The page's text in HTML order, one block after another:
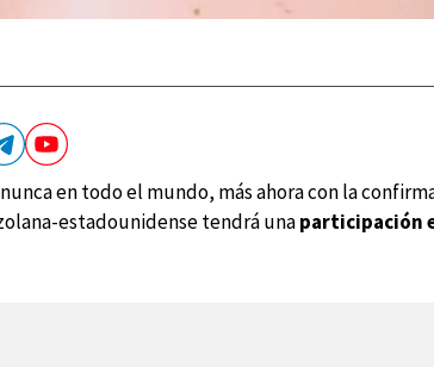
en todo el mundo, más ahora con la
estadounidense tendrá unaparticipación